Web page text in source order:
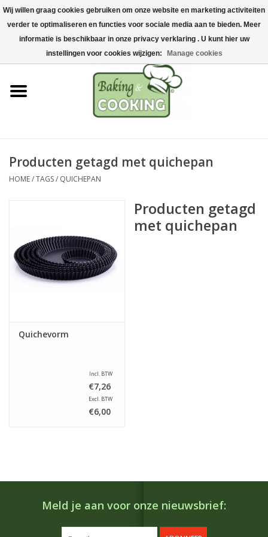
Home
Bak-& kookgerei
Machines & onderdelen
Chocolade & ijsbereiding
Hygiëne & opslag
Acties
Producten getagd met quichepan
HOME/TAGS/ QUICHEPAN
Quichevorm
Incl. BTW
€7,26
Excl. BTW
€6,00
Producten getagd
met quichepan
Meld je aan voor onze nieuwsbrief:
Wij willen graag cookies gebruiken om onze website en marketing activiteiten
verder te optimaliseren en functies voor sociale media aan te bieden. Meer
informatie is beschikbaar in onze privacy verklaring . U kunt hier uw
instellingen voor cookies wijzigen:
Manage cookies